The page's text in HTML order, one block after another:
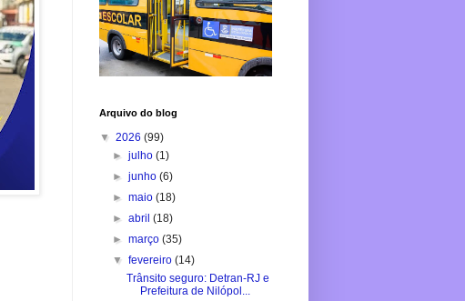
Arquivo do blog
▼ 2026 (99)
►julho(1)
►junho(6)
►maio(18)
►abril(18)
►março(35)
▼fevereiro(14)
Trânsito seguro: Detran-RJ e
Prefeitura de Nilópol...